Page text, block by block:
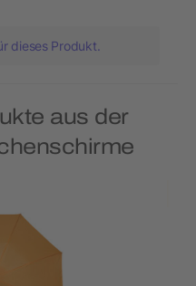
dieses Produkt.
aus der